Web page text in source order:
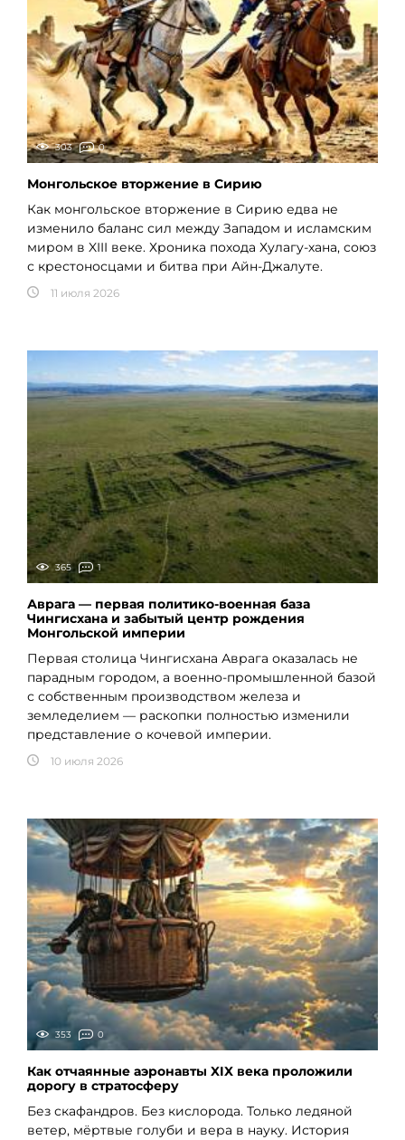
303 0
Монгольское вторжение в Сирию
Как монгольское вторжение в Сирию едва не
изменило баланс сил между Западом и исламским
миром в XIII веке. Хроника похода Хулагу-хана, союз
с крестоносцами и битва при Айн-Джалуте.
11 июля 2026
365 1
Аврага — первая политико-военная база
Чингисхана и забытый центр рождения
Монгольской империи
Первая столица Чингисхана Аврага оказалась не
парадным городом, а военно-промышленной базой
с собственным производством железа и
земледелием — раскопки полностью изменили
представление о кочевой империи.
10 июля 2026
353 0
Как отчаянные аэронавты XIX века проложили
дорогу в стратосферу
Без скафандров. Без кислорода. Только ледяной
ветер, мёртвые голуби и вера в науку. История